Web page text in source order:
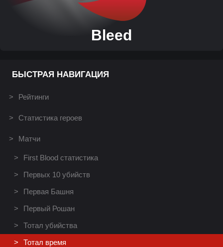
Bleed
БЫСТРАЯ НАВИГАЦИЯ
Рейтинги
Статистика героев
Матчи
First Blood статистика
Первых 10 убийств
Первая Башня
Первый Рошан
Тотал убийства
Тотал время